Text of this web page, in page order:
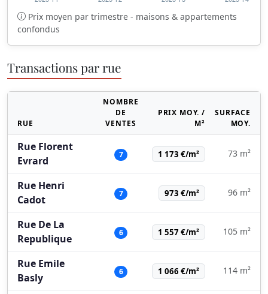
Prix moyen par trimestre - maisons & appartements
confondus
Transactions par rue
RUE
NOMBRE
DE
VENTES
PRIX MOY. /
M²
SURFACE
MOY.
Rue Florent
Evrard
7 1 173 €/m² 73 m²
Rue Henri
Cadot
7 973 €/m² 96 m²
Rue De La
Republique
6 1 557 €/m² 105 m²
Rue Emile
Basly
6 1 066 €/m² 114 m²